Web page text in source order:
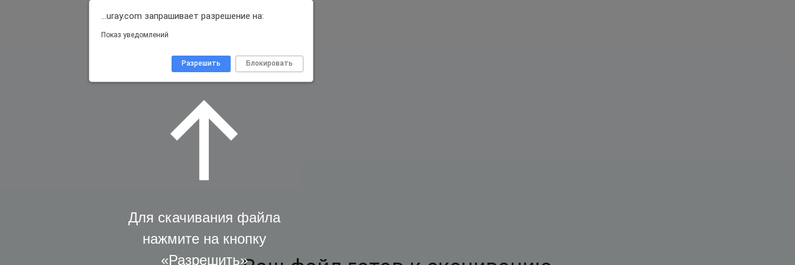
…uray.com запрашивает разрешение на:
Показ уведомлений
Блокировать
Разрешить
Для скачивания файла
нажмите на кнопку
«Разрешить»